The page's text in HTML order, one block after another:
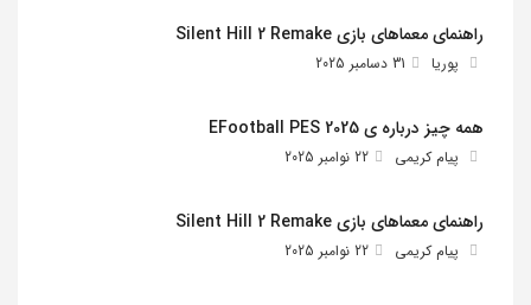
راهنمای معماهای بازی Silent Hill 2 Remake
پوریا 31 دسامبر 2025
همه چیز درباره ی EFootball PES 2025
پیام کریمی 22 نوامبر 2025
راهنمای معماهای بازی Silent Hill 2 Remake
پیام کریمی 22 نوامبر 2025